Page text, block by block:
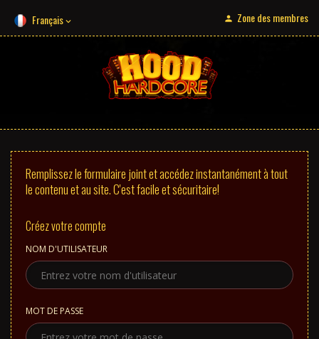
Français Zone des membres
Remplissez le formulaire joint et accédez instantanément à tout
le contenu et au site. C'est facile et sécuritaire!
Créez votre compte
NOM D'UTILISATEUR
MOT DE PASSE